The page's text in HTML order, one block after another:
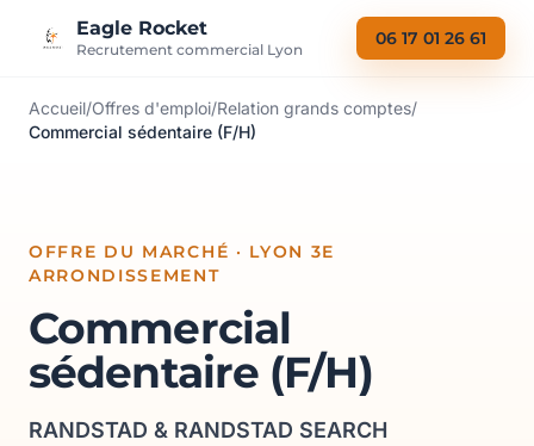
Eagle Rocket
Recrutement commercial Lyon
06 17 01 26 61
Accueil/Offres d'emploi/Relation grands comptes/
Commercial sédentaire (F/H)
OFFRE DU MARCHÉ · LYON 3E
ARRONDISSEMENT
Commercial
sédentaire (F/H)
RANDSTAD & RANDSTAD SEARCH